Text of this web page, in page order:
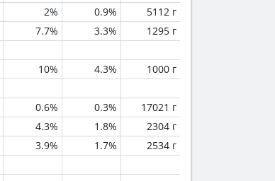
2% 0.9%
5112 г
7.7% 3.3%
1295 г
10% 4.3%
1000 г
0.6% 0.3%
17021 г
4.3% 1.8%
2304 г
3.9% 1.7% 2534 г